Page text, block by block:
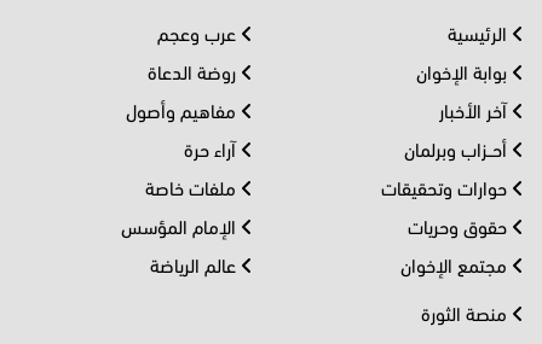
الرئيسية
بوابة الإخوان
آخر الأخبار
أحــزاب وبرلمان
حوارات وتحقيقات
حقوق وحريات
مجتمع الإخوان
عرب وعجم
روضة الدعاة
مفاهيم وأصول
آراء حرة
ملفات خاصة
الإمام المؤسس
عالم الرياضة
منصة الثورة